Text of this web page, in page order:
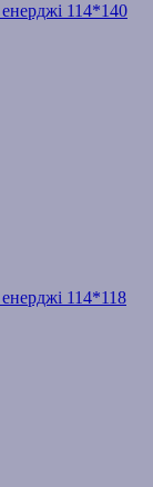
114*140
114*118